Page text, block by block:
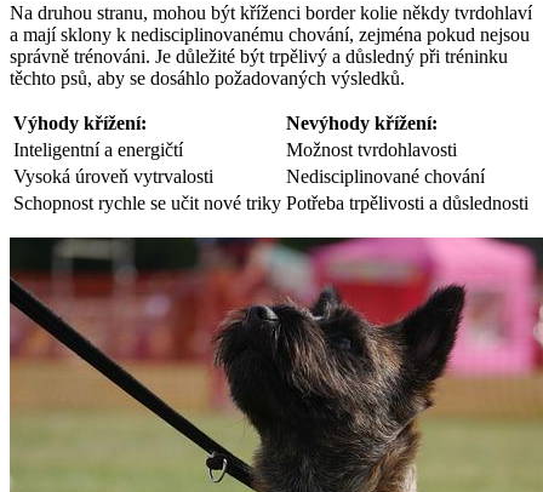
Na druhou stranu, mohou být kříženci border kolie někdy tvrdohlaví
a mají sklony k nedisciplinovanému chování, zejména pokud nejsou
správně trénováni. Je důležité být trpělivý a důsledný při tréninku
těchto psů, aby se dosáhlo požadovaných výsledků.
Výhody křížení:
Nevýhody křížení:
Inteligentní a energičtí
Možnost tvrdohlavosti
Vysoká úroveň vytrvalosti
Nedisciplinované chování
Schopnost rychle se učit nové triky Potřeba trpělivosti a důslednosti